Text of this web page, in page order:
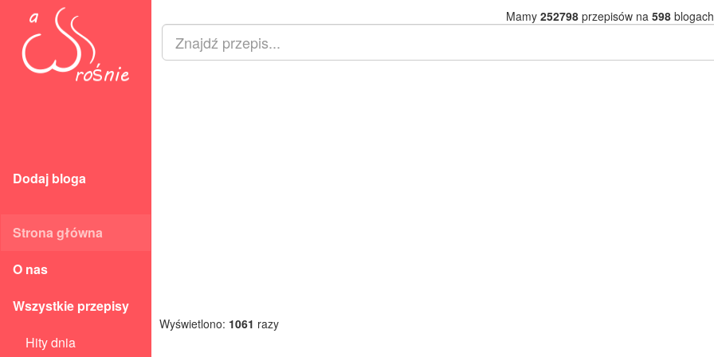
Dodaj bloga
Strona główna
O nas
Wszystkie przepisy
Hity dnia
Mamy 252798przepisów na 598
Wyświetlono: 1061 razy